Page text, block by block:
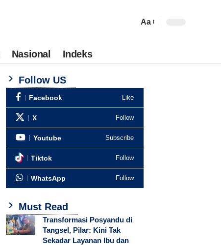
Aa
Nasional Indeks
Follow US
Facebook Like
X Follow
Youtube Subscribe
Tiktok Follow
WhatsApp Follow
Must Read
Transformasi Posyandu di
Tangsel, Pilar: Kini Tak
Sekadar Layanan Ibu dan